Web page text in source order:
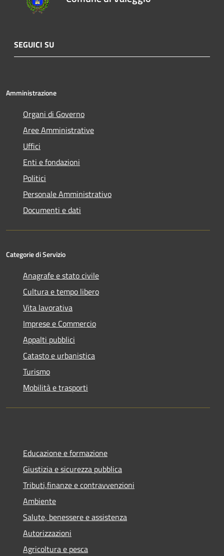
SEGUICI SU
Amministrazione
Organi di Governo
Aree Amministrative
Uffici
Enti e fondazioni
Politici
Personale Amministrativo
Documenti e dati
Categorie di Servizio
Anagrafe e stato civile
Cultura e tempo libero
Vita lavorativa
Imprese e Commercio
Appalti pubblici
Catasto e urbanistica
Turismo
Mobilità e trasporti
Educazione e formazione
Giustizia e sicurezza pubblica
Tributi,finanze e contravvenzioni
Ambiente
Salute, benessere e assistenza
Autorizzazioni
Agricoltura e pesca